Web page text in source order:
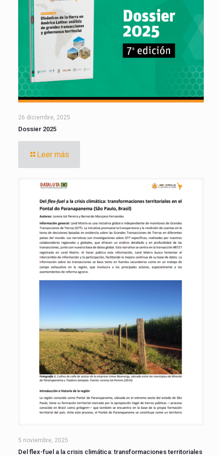
26 diciembre, 2025
Dossier 2025
Leer más
5 noviembre, 2025
Del flex-fuel a la crisis climática: transformaciones territoriales